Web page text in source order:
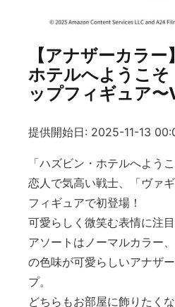
【アナザーカラー
ホテルへようこ
ップフィギュア
提供開始日: 2025-11-13
「ハズビン・ホテルへよう
恋人で気高い戦士、「ヴァ
フィギュアで初登場！
可愛らしく微笑む表情に注目
アソートはノーマルカラー
の色味が可愛らしいアナザ
プ。
どちらもお部屋に飾りたく